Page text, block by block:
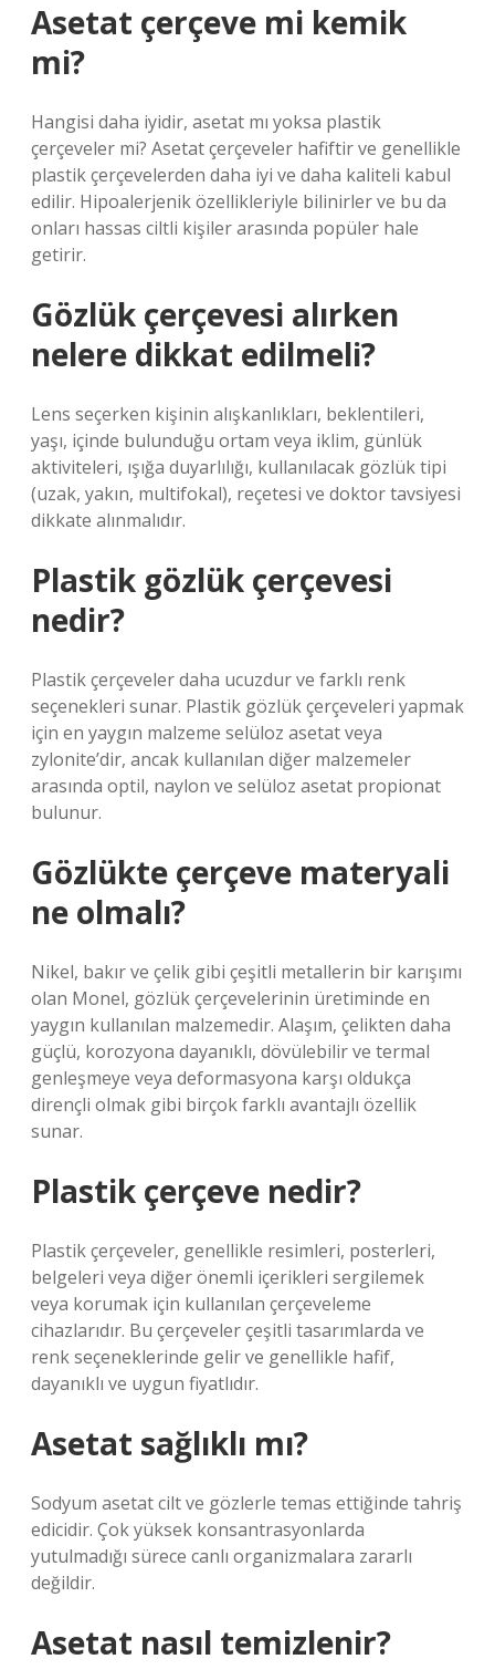
Asetat çerçeve mi kemik
mi?
Hangisi daha iyidir, asetat mı yoksa plastik
çerçeveler mi? Asetat çerçeveler hafiftir ve genellikle
plastik çerçevelerden daha iyi ve daha kaliteli kabul
edilir. Hipoalerjenik özellikleriyle bilinirler ve bu da
onları hassas ciltli kişiler arasında popüler hale
getirir.
Gözlük çerçevesi alırken
nelere dikkat edilmeli?
Lens seçerken kişinin alışkanlıkları, beklentileri,
yaşı, içinde bulunduğu ortam veya iklim, günlük
aktiviteleri, ışığa duyarlılığı, kullanılacak gözlük tipi
(uzak, yakın, multifokal), reçetesi ve doktor tavsiyesi
dikkate alınmalıdır.
Plastik gözlük çerçevesi
nedir?
Plastik çerçeveler daha ucuzdur ve farklı renk
seçenekleri sunar. Plastik gözlük çerçeveleri yapmak
için en yaygın malzeme selüloz asetat veya
zylonite’dir, ancak kullanılan diğer malzemeler
arasında optil, naylon ve selüloz asetat propionat
bulunur.
Gözlükte çerçeve materyali
ne olmalı?
Nikel, bakır ve çelik gibi çeşitli metallerin bir karışımı
olan Monel, gözlük çerçevelerinin üretiminde en
yaygın kullanılan malzemedir. Alaşım, çelikten daha
güçlü, korozyona dayanıklı, dövülebilir ve termal
genleşmeye veya deformasyona karşı oldukça
dirençli olmak gibi birçok farklı avantajlı özellik
sunar.
Plastik çerçeve nedir?
Plastik çerçeveler, genellikle resimleri, posterleri,
belgeleri veya diğer önemli içerikleri sergilemek
veya korumak için kullanılan çerçeveleme
cihazlarıdır. Bu çerçeveler çeşitli tasarımlarda ve
renk seçeneklerinde gelir ve genellikle hafif,
dayanıklı ve uygun fiyatlıdır.
Asetat sağlıklı mı?
Sodyum asetat cilt ve gözlerle temas ettiğinde tahriş
edicidir. Çok yüksek konsantrasyonlarda
yutulmadığı sürece canlı organizmalara zararlı
değildir.
Asetat nasıl temizlenir?